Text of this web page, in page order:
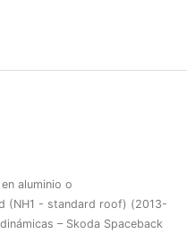
aluminio o
(NH1 - standard roof) (2013-
– Skoda Spaceback